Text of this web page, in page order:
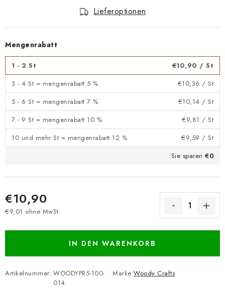
Lieferoptionen
Mengenrabatt
1 - 2 St €10,90 / St
3 - 4 St = mengenrabatt 5 %
€10,36 / St
5 - 6 St = mengenrabatt 7 %
€10,14 / St
7 - 9 St = mengenrabatt 10 %
€9,81 / St
10 und mehr St = mengenrabatt 12 %
€9,59 / St
Sie sparen €0
€10,90
€9,01 ohne MwSt.
IN DEN WARENKORB
Artikelnummer: WOODYPR5-100-
014
Marke:Woody Crafts